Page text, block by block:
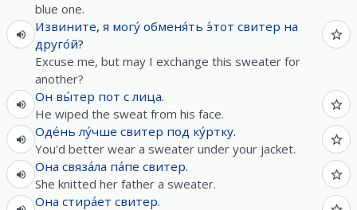
blue one.
Извините, я могу́ обменя́ть э́тот свитер на
друго́й?
Excuse me, but may I exchange this sweater for
another?
Он вы́тер пот с лица.
He wiped the sweat from his face.
Оде́нь лу́чше свитер под ку́ртку.
You'd better wear a sweater under your jacket.
Она связа́ла па́пе свитер.
She knitted her father a sweater.
Она стира́ет свитер.